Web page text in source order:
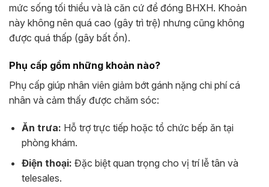
mức sống tối thiểu và là căn cứ để đóng BHXH. Khoản
này không nên quá cao (gây trì trệ) nhưng cũng không
được quá thấp (gây bất ổn).
Phụ cấp gồm những khoản nào?
Phụ cấp giúp nhân viên giảm bớt gánh nặng chi phí cá
nhân và cảm thấy được chăm sóc:
Ăn trưa: Hỗ trợ trực tiếp hoặc tổ chức bếp ăn tại
phòng khám.
Điện thoại: Đặc biệt quan trọng cho vị trí lễ tân và
telesales.